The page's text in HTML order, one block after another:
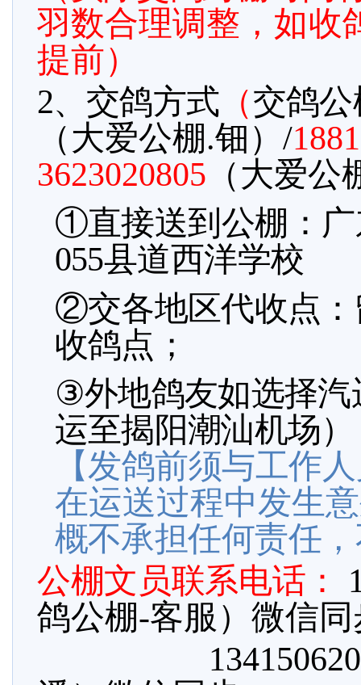
羽数合理调整，如收
提前）
2、 交鸽方式 （交鸽
（大爱公棚.钿）/
3623020805 （大爱公
①直接送到公棚：
055县道西洋学校
②交各地区代收点：
收鸽点；
③外地鸽友如选择
运至揭阳潮汕机场
【发鸽前须与工作人
在运送过程中发生
概不承担任何责任
公棚文员联系电话：
鸽公棚-客服）微信同